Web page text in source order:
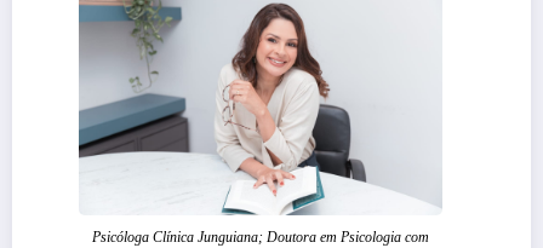
Psicóloga Clínica Junguiana; Doutora em Psicologia com